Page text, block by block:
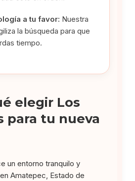
a tu favor: Nuestra
la búsqueda para que
tiempo.
elegir Los
para tu nueva
un entorno tranquilo y
Amatepec, Estado de